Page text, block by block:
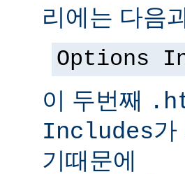
리에는 다음
Options
이 두번째
Includes가
기때문에